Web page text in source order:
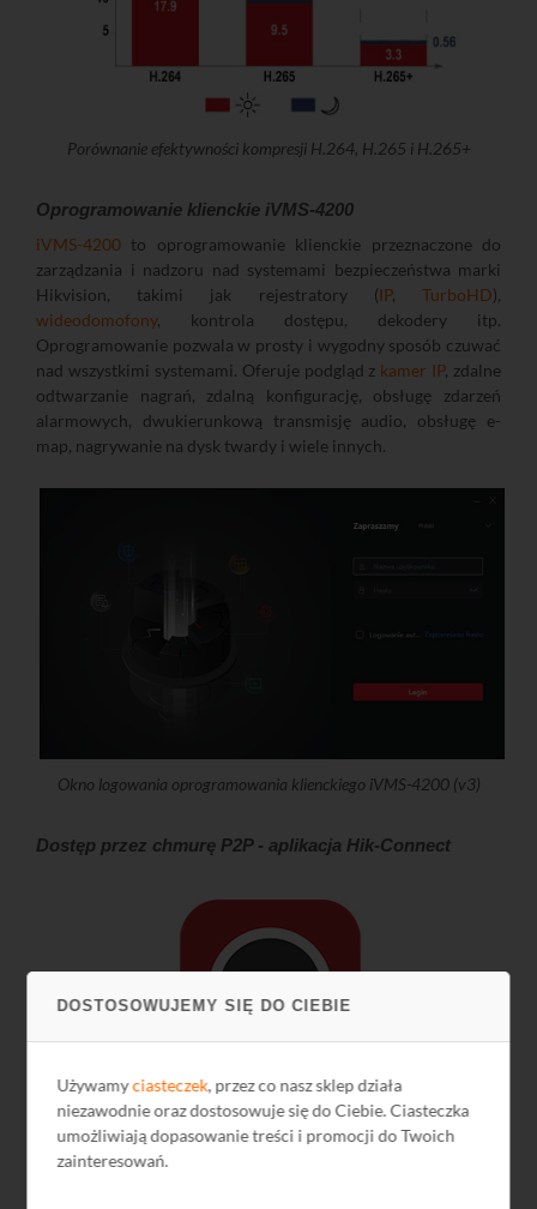
DOSTOSOWUJEMY SIĘ DO CIEBIE
Używamyciasteczek, przez co nasz sklep działa
niezawodnie oraz dostosowuje się do Ciebie. Ciasteczka
umożliwiają dopasowanie treści i promocji do Twoich
zainteresowań.
Porównanie efektywności kompresji H.264, H.265 i H.265+
Oprogramowanie klienckie iVMS-4200
iVMS-4200 to oprogramowanie klienckie przeznaczone do
zarządzania i nadzoru nad systemami bezpieczeństwa marki
Hikvision, takimi jak rejestratory (IP,TurboHD),
wideodomofony, kontrola dostępu, dekodery itp.
Oprogramowanie pozwala w prosty i wygodny sposób czuwać
nad wszystkimi systemami. Oferuje podgląd z kamer IP, zdalne
odtwarzanie nagrań, zdalną konfigurację, obsługę zdarzeń
alarmowych, dwukierunkową transmisję audio, obsługę e-
map, nagrywanie na dysk twardy i wiele innych.
Okno logowania oprogramowania klienckiego iVMS-4200 (v3)
Dostęp przez chmurę P2P - aplikacja Hik-Connect